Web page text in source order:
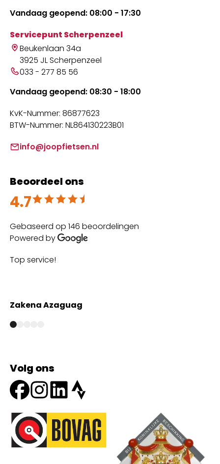
Vandaag geopend: 08:00 - 17:30
Servicepunt Scherpenzeel
Beukenlaan 34a
3925 JL Scherpenzeel
033 - 277 85 56
Vandaag geopend: 08:30 - 18:00
KvK-Nummer: 86877623
BTW-Nummer: NL864130223B01
info@joopfietsen.nl
Beoordeel ons
4.7
Beoordeeld met 4.7 uit 5
Gebaseerd op 146 beoordelingen
Powered by
Top service!
Zakena Azaguag
Volg ons
Onze partners